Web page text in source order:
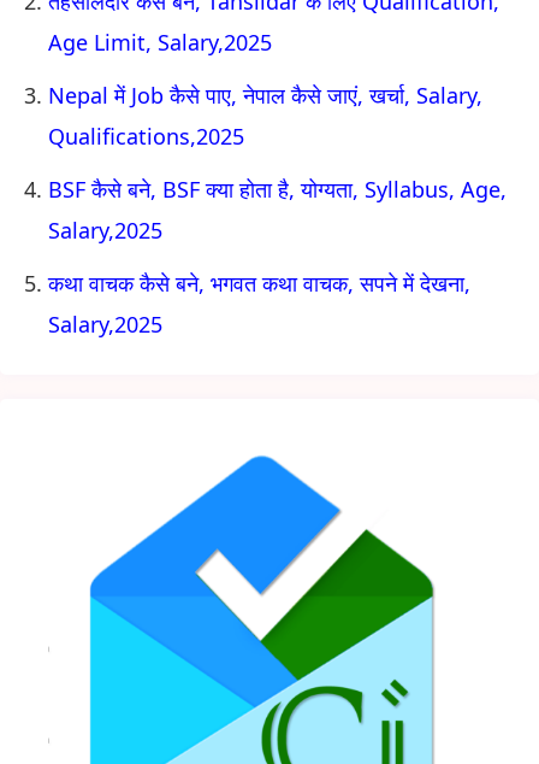
Age Limit, Salary,2025
Nepal में Job कैसे पाए, नेपाल कैसे जाएं, खर्चा, Salary,
Qualifications,2025
BSF कैसे बने, BSF क्या होता है, योग्यता, Syllabus, Age,
Salary,2025
कथा वाचक कैसे बने, भगवत कथा वाचक, सपने में देखना,
Salary,2025